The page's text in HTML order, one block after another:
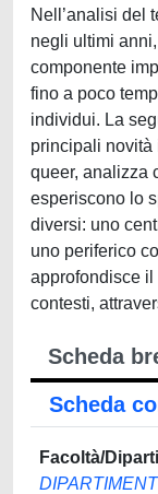
Nell’analisi del
negli ultimi
componente
fino a poco
individui. La
principali novità
queer, analizza
esperiscono lo
diversi: uno
uno periferico
approfondisce il
contesti,
Scheda
Scheda
Facoltà/